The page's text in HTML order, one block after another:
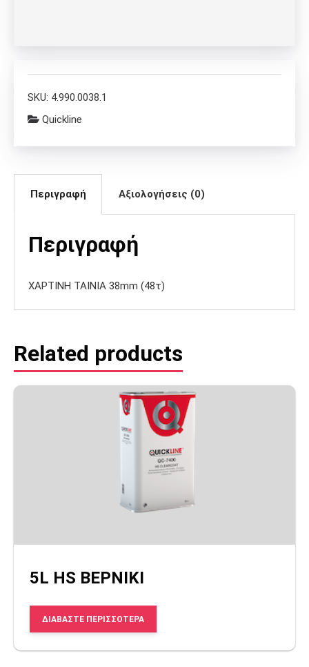
SKU: 4.990.0038.1
Quickline
Περιγραφή Αξιολογήσεις (0)
Περιγραφή
ΧΑΡΤΙΝΗ ΤΑΙΝΙΑ 38mm (48τ)
Related products
5L HS ΒΕΡΝΙΚΙ
ΔΙΑΒΆΣΤΕ ΠΕΡΙΣΣΌΤΕΡΑ